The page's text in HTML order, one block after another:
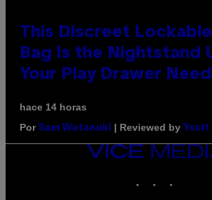
This Discreet Lockable
Bag Is the Nightstand
Your Play Drawer
hace 14 horas
Por Sam Watanuki | Reviewed by Ysolt
VICE
MEDIA